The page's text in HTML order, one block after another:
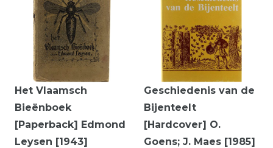
Het Vlaamsch
Bieënboek
[Paperback] Edmond
Leysen [1943]
Geschiedenis van de
Bijenteelt
[Hardcover] O.
Goens; J. Maes [1985]